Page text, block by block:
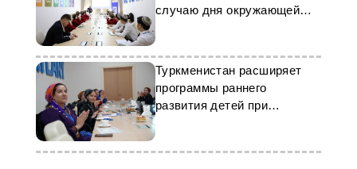
случаю дня окружающей
Туркменистан расширяет
программы раннего
развития детей при
поддержке ЮНИСЕФ